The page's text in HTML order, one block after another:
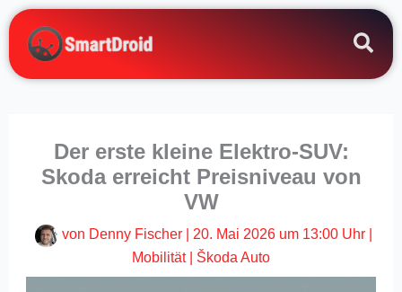
Zum
Inhalt
springen
Der erste kleine Elektro-SUV:
Skoda erreicht Preisniveau von
VW
von Denny Fischer 20. Mai 2026 um 13:00 Uhr|
Mobilität| Škoda Auto